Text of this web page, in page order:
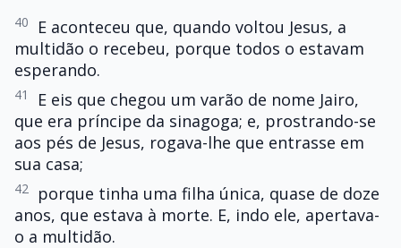
40
E aconteceu que, quando voltou Jesus, a
multidão o recebeu, porque todos o estavam
esperando.
41
E eis que chegou um varão de nome Jairo,
que era príncipe da sinagoga; e, prostrando-se
aos pés de Jesus, rogava-lhe que entrasse em
sua casa;
42
porque tinha uma filha única, quase de doze
anos, que estava à morte. E, indo ele, apertava-
o a multidão.